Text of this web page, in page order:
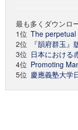
最も多くダウンロ
1位 The perpetual
2位
『韻府群玉』
3位 日本における
4位 Promoting
5位 慶應義塾大学